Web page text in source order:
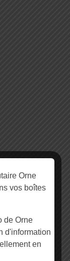
Orne
vos boîtes
de Orne
d'information
en